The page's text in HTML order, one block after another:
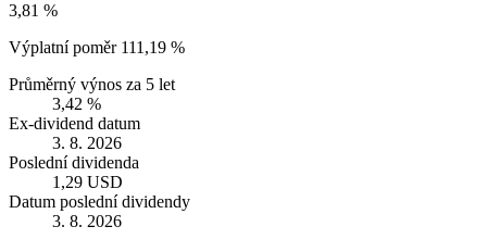
3,81 %
Výplatní poměr 111,19 %
Průměrný výnos za 5 let
3,42 %
Ex-dividend datum
3. 8. 2026
Poslední dividenda
1,29 USD
Datum poslední dividendy
3. 8. 2026